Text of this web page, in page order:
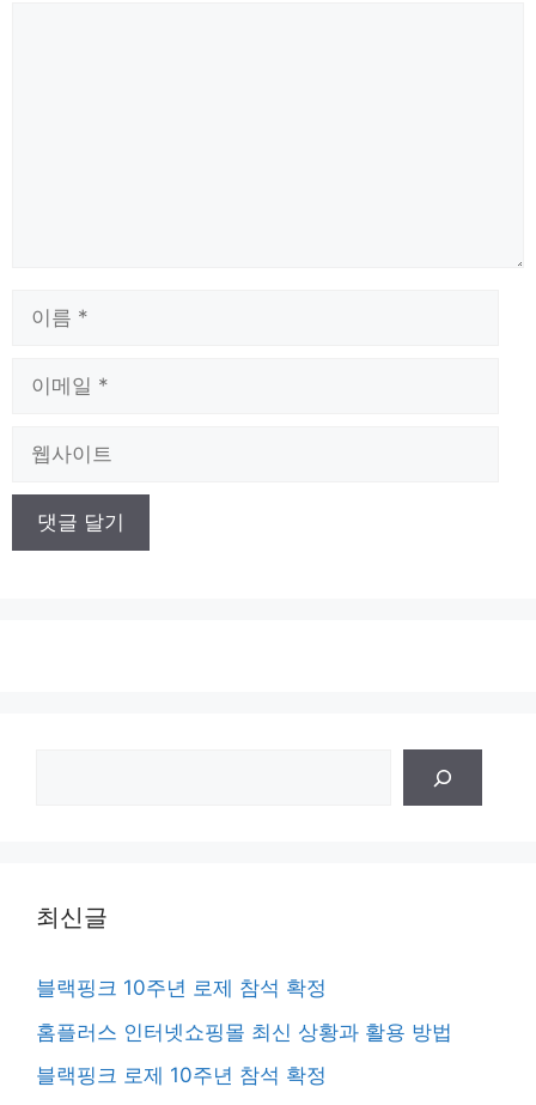
최신글
블랙핑크 10주년 로제 참석 확정
홈플러스 인터넷쇼핑몰 최신 상황과 활용 방법
블랙핑크 로제 10주년 참석 확정